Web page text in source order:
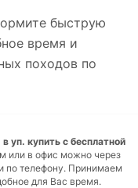
быструю
время и
походов по
уп. купить с бесплатной
или в офис можно через
по телефону. Принимаем
для Вас время.